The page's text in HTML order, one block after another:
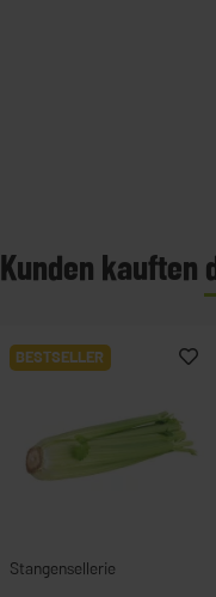
Kunden kauften
BESTSELLER
Stangensellerie